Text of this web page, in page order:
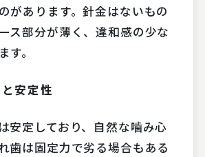
があります。針金はないもの
ス部分が薄く、違和感の少な
す。
安定性
安定しており、自然な噛み心
歯は固定力で劣る場合もある